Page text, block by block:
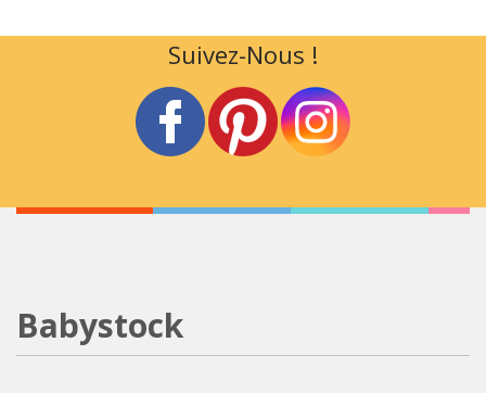
Suivez-Nous !
Babystock